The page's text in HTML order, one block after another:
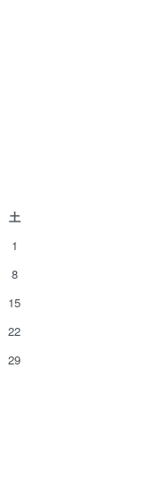
土
1
8
15
22
29